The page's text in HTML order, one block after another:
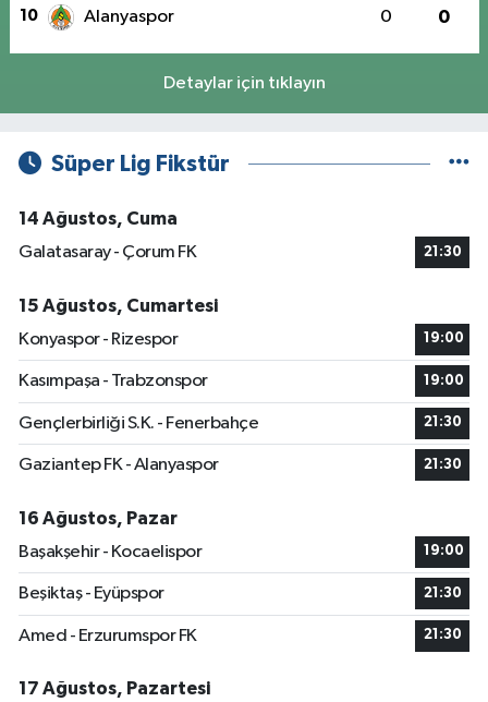
10 Alanyaspor 0 0
Detaylar için tıklayın
Süper Lig Fikstür
14 Ağustos, Cuma
Galatasaray - Çorum FK
21:30
15 Ağustos, Cumartesi
Konyaspor - Rizespor
19:00
Kasımpaşa - Trabzonspor 19:00
Gençlerbirliği S.K. - Fenerbahçe 21:30
Gaziantep FK - Alanyaspor 21:30
16 Ağustos, Pazar
Başakşehir - Kocaelispor
19:00
Beşiktaş - Eyüpspor 21:30
Amed - Erzurumspor FK 21:30
17 Ağustos, Pazartesi